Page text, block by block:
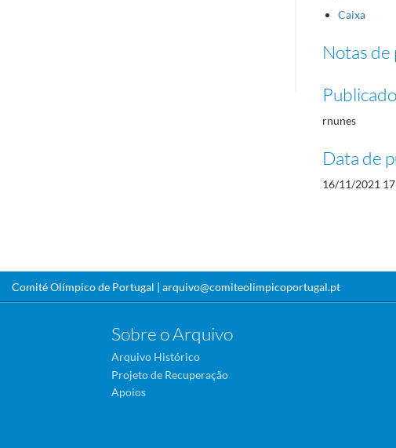
Caixa
Notas de
rnunes
Data de
16/11/2021
Comité Olímpico de Portugal | arquivo@comiteolimpicoportugal.pt
Sobre o Arquivo
Arquivo Histórico
Projeto de Recuperação
Apoios